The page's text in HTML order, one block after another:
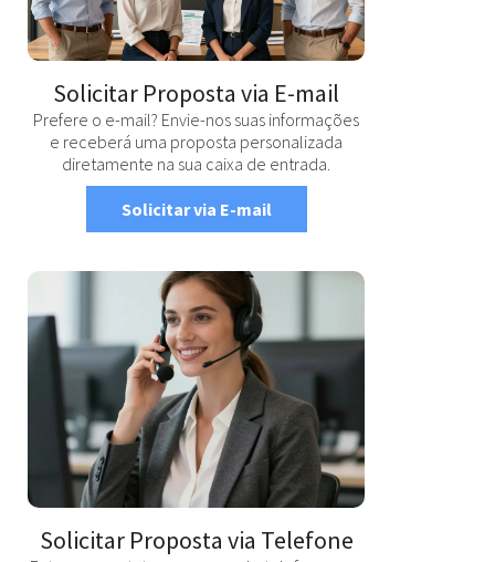
Solicitar Proposta via E-mail
Prefere o e-mail? Envie-nos suas informações
e receberá uma proposta personalizada
diretamente na sua caixa de entrada.
Solicitar via E-mail
Solicitar Proposta via Telefone